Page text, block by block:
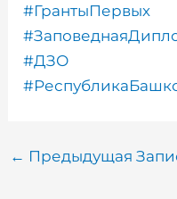
#ГрантыПервых
#ДЗО
← Предыдущая